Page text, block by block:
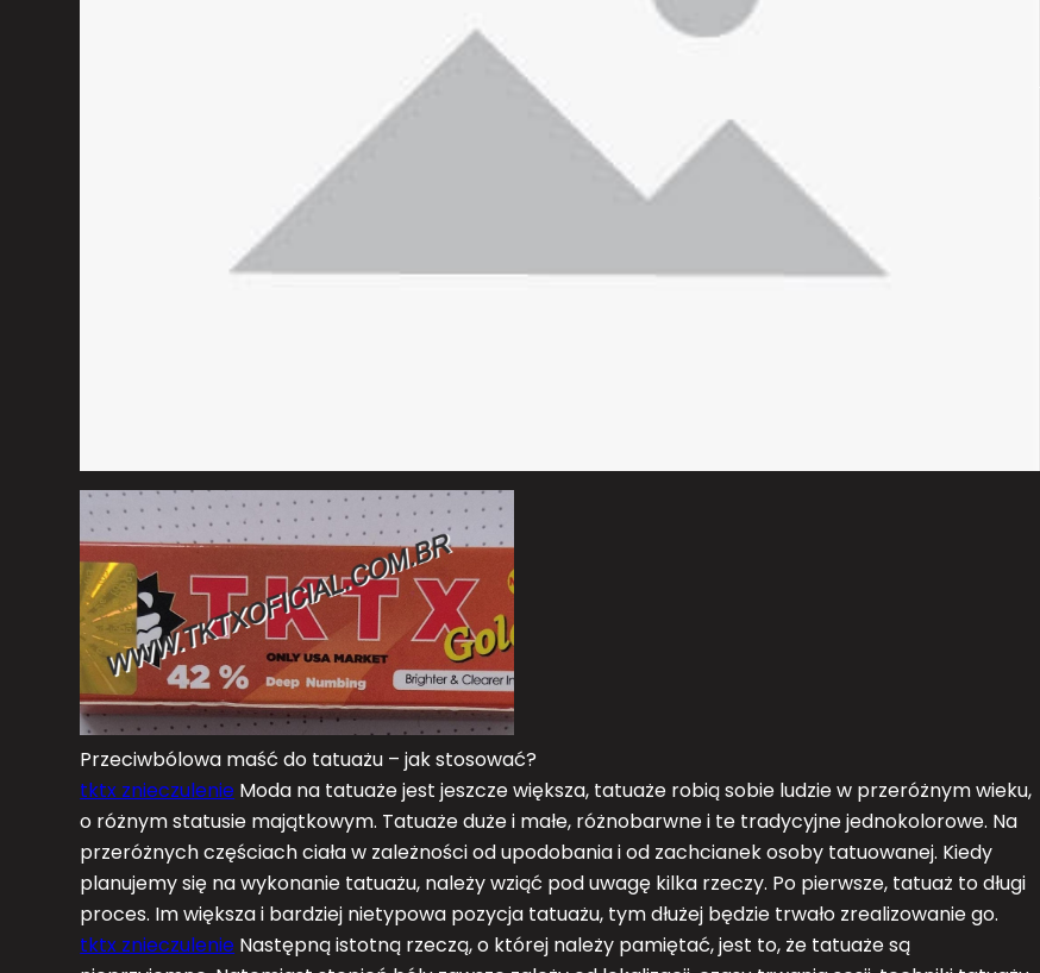
Przeciwbólowa maść do tatuażu – jak stosować?
tktx znieczulenie Moda na tatuaże jest jeszcze większa, tatuaże robią sobie ludzie w przeróżnym wieku,
o różnym statusie majątkowym. Tatuaże duże i małe, różnobarwne i te tradycyjne jednokolorowe. Na
przeróżnych częściach ciała w zależności od upodobania i od zachcianek osoby tatuowanej. Kiedy
planujemy się na wykonanie tatuażu, należy wziąć pod uwagę kilka rzeczy. Po pierwsze, tatuaż to długi
proces. Im większa i bardziej nietypowa pozycja tatuażu, tym dłużej będzie trwało zrealizowanie go.
tktx znieczulenie Następną istotną rzeczą, o której należy pamiętać, jest to, że tatuaże są